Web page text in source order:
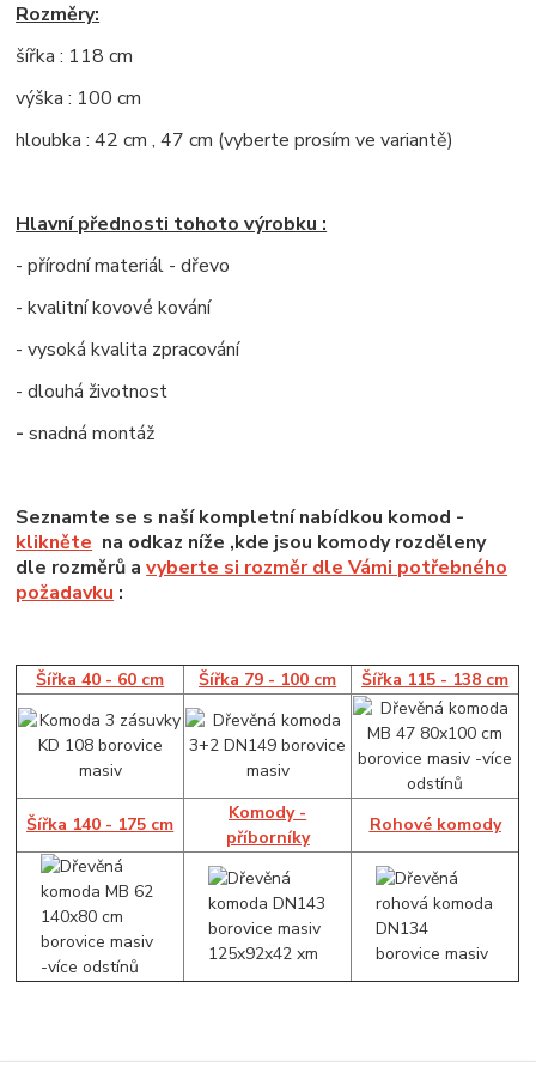
Rozměry:
šířka : 118 cm
výška : 100 cm
hloubka : 42 cm , 47 cm (vyberte prosím ve variantě)
Hlavní přednosti tohoto výrobku :
- přírodní materiál - dřevo
- kvalitní kovové kování
- vysoká kvalita zpracování
- dlouhá životnost
-snadná montáž
Seznamte se s naší kompletní nabídkou komod -
kliknětena odkaz níže ,kde jsou komody rozděleny
dle rozměrů avyberte si rozměr dle Vámi potřebného
požadavku:
Šířka 40 - 60 cm Šířka 79 - 100 cm Šířka 115 - 138 cm
Šířka 140 - 175 cm
Komody -
příborníky
Rohové komody